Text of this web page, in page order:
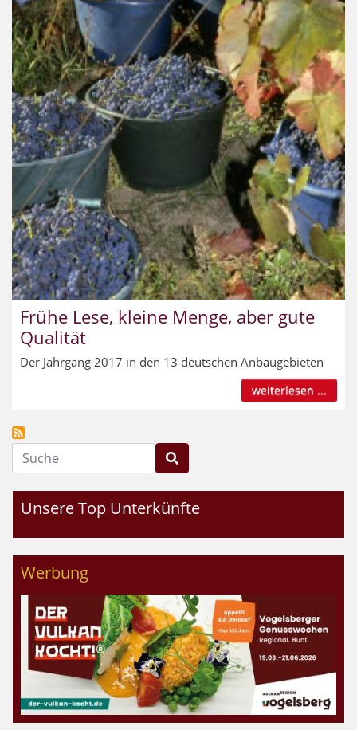
Frühe Lese, kleine Menge, aber gute
Qualität
Der Jahrgang 2017 in den 13 deutschen Anbaugebieten
weiterlesen ...
Suche
Unsere Top Unterkünfte
Werbung